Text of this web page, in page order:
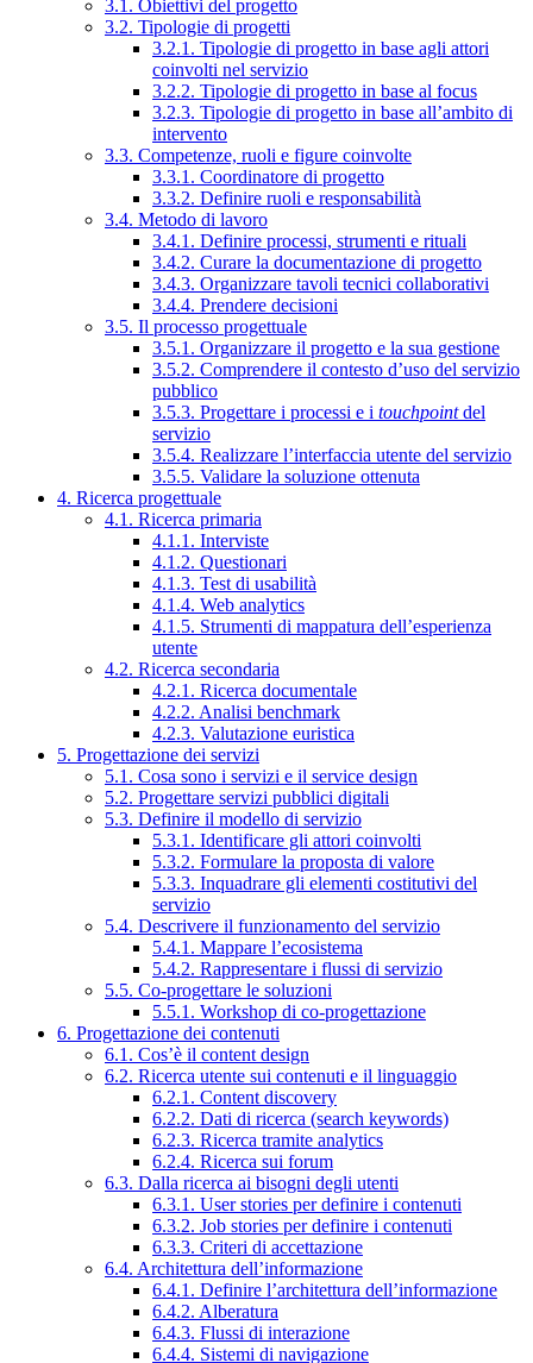
3.1. Obiettivi del progetto
3.2. Tipologie di progetti
3.2.1. Tipologie di progetto in base agli attori
coinvolti nel servizio
3.2.2. Tipologie di progetto in base al focus
3.2.3. Tipologie di progetto in base all’ambito di
intervento
3.3. Competenze, ruoli e figure coinvolte
3.3.1. Coordinatore di progetto
3.3.2. Definire ruoli e responsabilità
3.4. Metodo di lavoro
3.4.1. Definire processi, strumenti e rituali
3.4.2. Curare la documentazione di progetto
3.4.3. Organizzare tavoli tecnici collaborativi
3.4.4. Prendere decisioni
3.5. Il processo progettuale
3.5.1. Organizzare il progetto e la sua gestione
3.5.2. Comprendere il contesto d’uso del servizio
pubblico
3.5.3. Progettare i processi e i touchpointdel
servizio
3.5.4. Realizzare l’interfaccia utente del servizio
3.5.5. Validare la soluzione ottenuta
4. Ricerca progettuale
4.1. Ricerca primaria
4.1.1. Interviste
4.1.2. Questionari
4.1.3. Test di usabilità
4.1.4. Web analytics
4.1.5. Strumenti di mappatura dell’esperienza
utente
4.2. Ricerca secondaria
4.2.1. Ricerca documentale
4.2.2. Analisi benchmark
4.2.3. Valutazione euristica
5. Progettazione dei servizi
5.1. Cosa sono i servizi e il service design
5.2. Progettare servizi pubblici digitali
5.3. Definire il modello di servizio
5.3.1. Identificare gli attori coinvolti
5.3.2. Formulare la proposta di valore
5.3.3. Inquadrare gli elementi costitutivi del
servizio
5.4. Descrivere il funzionamento del servizio
5.4.1. Mappare l’ecosistema
5.4.2. Rappresentare i flussi di servizio
5.5. Co-progettare le soluzioni
5.5.1. Workshop di co-progettazione
6. Progettazione dei contenuti
6.1. Cos’è il content design
6.2. Ricerca utente sui contenuti e il linguaggio
6.2.1. Content discovery
6.2.2. Dati di ricerca (search keywords)
6.2.3. Ricerca tramite analytics
6.2.4. Ricerca sui forum
6.3. Dalla ricerca ai bisogni degli utenti
6.3.1. User stories per definire i contenuti
6.3.2. Job stories per definire i contenuti
6.3.3. Criteri di accettazione
6.4. Architettura dell’informazione
6.4.1. Definire l’architettura dell’informazione
6.4.2. Alberatura
6.4.3. Flussi di interazione
6.4.4. Sistemi di navigazione